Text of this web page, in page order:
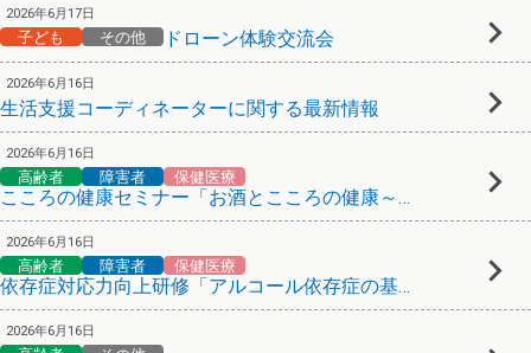
2026年6月17日
子ども その他 ドローン体験交流会
2026年6月16日
生活支援コーディネーターに関する最新情報
2026年6月16日
高齢者 障害者 保健医療
こころの健康セミナー「お酒とこころの健康～専門家のお話と当事者･ご家族の体験から学ぶ～」
2026年6月16日
高齢者 障害者 保健医療
依存症対応力向上研修「アルコール依存症の基礎知識と体験談」
2026年6月16日